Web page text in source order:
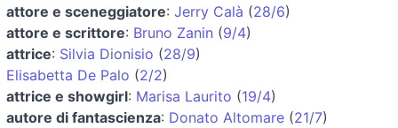
attore e sceneggiatore: Jerry Calà (28/6)
attore e scrittore: Bruno Zanin (9/4)
attrice: Silvia Dionisio (28/9)
Elisabetta De Palo (2/2)
attrice e showgirl: Marisa Laurito (19/4)
autore di fantascienza: Donato Altomare (21/7)